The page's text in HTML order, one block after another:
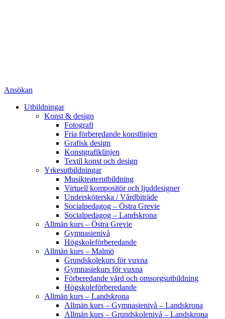
Ansökan
Utbildningar
Konst & design
Fotografi
Fria förberedande konstlinjen
Grafisk design
Konstgrafiklinjen
Textil konst och design
Yrkesutbildningar
Musikteaterutbildning
Virtuell kompositör och ljuddesigner
Undersköterska / Vårdbiträde
Socialpedagog – Östra Grevie
Socialpedagog – Landskrona
Allmän kurs – Östra Grevie
Gymnasienivå
Högskoleförberedande
Allmän kurs – Malmö
Grundskolekurs för vuxna
Gymnasiekurs för vuxna
Förberedande vård och omsorgsutbildning
Högskoleförberedande
Allmän kurs – Landskrona
Allmän kurs – Gymnasienivå – Landskrona
Allmän kurs – Grundskolenivå – Landskrona